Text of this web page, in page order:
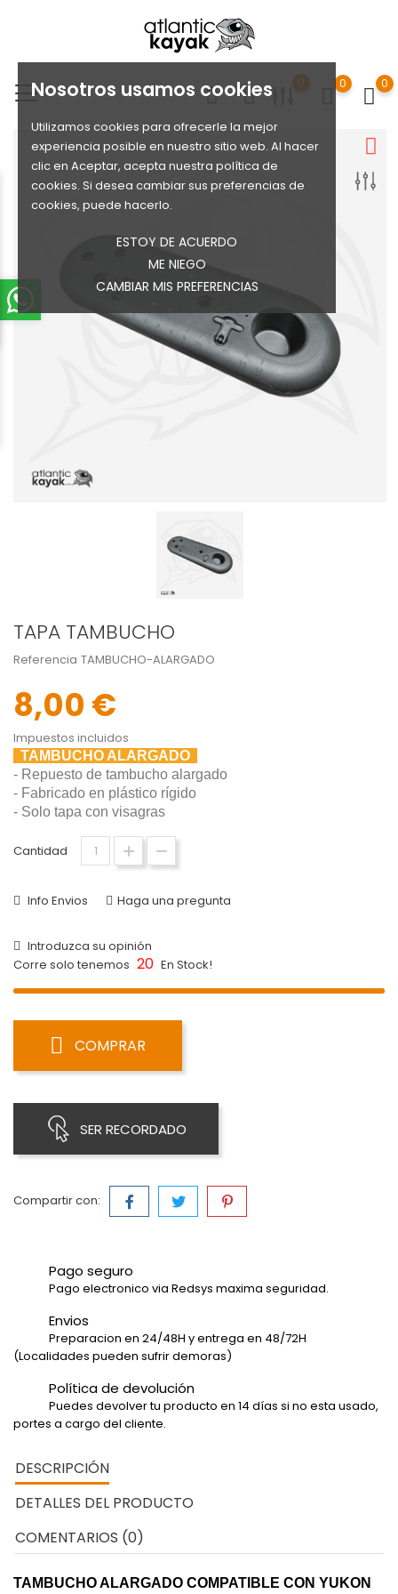
Nosotros usamos cookies
Utilizamos cookies para ofrecerle la mejor
experiencia posible en nuestro sitio web. Al hacer
clic en Aceptar, acepta nuestra política de
cookies. Si desea cambiar sus preferencias de
cookies, puede hacerlo.
ESTOY DE ACUERDO
ME NIEGO
CAMBIAR MIS PREFERENCIAS
0
0
0
TAPA TAMBUCHO
Referencia TAMBUCHO-ALARGADO
8,00 €
Impuestos incluidos
TAMBUCHO ALARGADO
- Repuesto de tambucho alargado
- Fabricado en plástico rígido
- Solo tapa con visagras
Cantidad
Info Envios Haga una pregunta
Introduzca su opinión
Corre solo tenemos 20 En Stock!
COMPRAR
SER RECORDADO
Compartir con:
Pago seguro
Pago electronico via Redsys maxima seguridad.
Envios
Preparacion en 24/48H y entrega en 48/72H
(Localidades pueden sufrir demoras)
Política de devolución
Puedes devolver tu producto en 14 días si no esta usado,
portes a cargo del cliente.
DESCRIPCIÓN
DETALLES DEL PRODUCTO
COMENTARIOS (0)
TAMBUCHO ALARGADO COMPATIBLE CON YUKON